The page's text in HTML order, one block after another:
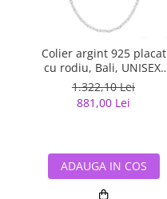
Colier argint 925 placat
cu rodiu, Bali, UNISEX,
55 cm, 2,5 mm
1.322,10 Lei
881,00 Lei
ADAUGA IN COS